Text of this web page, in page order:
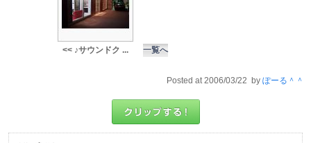
<< ♪サウンドク ... 一覧へ
Posted at 2006/03/22 by ぽーる＾＾